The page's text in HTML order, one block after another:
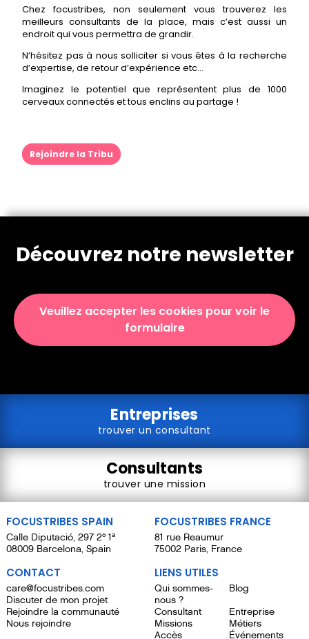
Chez focustribes, non seulement vous trouverez les
meilleurs consultants de la place, mais c’est aussi un
endroit qui vous permettra de grandir.
N’hésitez pas à nous solliciter si vous êtes à la recherche
d’expertise, de retour d’expérience etc…
Imaginez le potentiel que représentent plus de 1000
cerveaux connectés et tous enclins au partage !
Rejoindre la Tribu
Découvrez notre newsletter
Veuillez accepter les cookies pour voir le
formulaire
Entreprises
trouver un consultant
Consultants
trouver une mission
FOCUSTRIBES SPAIN
Calle Diputació, 297 2º 1ª
08009 Barcelona, Spain
FOCUSTRIBES FRANCE
81 rue Reaumur
75002 Paris, France
CONTACT
care@focustribes.com
Discuter de mon projet
Rejoindre la communauté
Nous rejoindre
LIENS UTILES
Qui sommes-
nous ?
Blog
Consultant
Entreprise
Missions
Métiers
Accès
Événements